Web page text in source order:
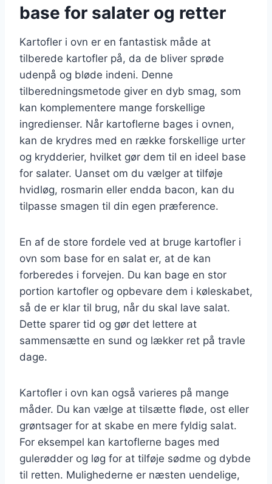
base for salater og retter
Kartofler i ovn er en fantastisk måde at
tilberede kartofler på, da de bliver sprøde
udenpå og bløde indeni. Denne
tilberedningsmetode giver en dyb smag, som
kan komplementere mange forskellige
ingredienser. Når kartoflerne bages i ovnen,
kan de krydres med en række forskellige urter
og krydderier, hvilket gør dem til en ideel base
for salater. Uanset om du vælger at tilføje
hvidløg, rosmarin eller endda bacon, kan du
tilpasse smagen til din egen præference.
En af de store fordele ved at bruge kartofler i
ovn som base for en salat er, at de kan
forberedes i forvejen. Du kan bage en stor
portion kartofler og opbevare dem i køleskabet,
så de er klar til brug, når du skal lave salat.
Dette sparer tid og gør det lettere at
sammensætte en sund og lækker ret på travle
dage.
Kartofler i ovn kan også varieres på mange
måder. Du kan vælge at tilsætte fløde, ost eller
grøntsager for at skabe en mere fyldig salat.
For eksempel kan kartoflerne bages med
gulerødder og løg for at tilføje sødme og dybde
til retten. Mulighederne er næsten uendelige,